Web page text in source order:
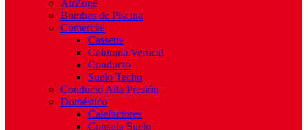
AirZone
Bombas de Piscina
Comercial
Cassette
Columna Vertical
Conducto
Suelo Techo
Conducto Alta Presión
Doméstico
Calefactores
Consola Suelo